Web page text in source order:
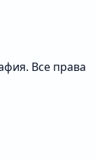
Все права